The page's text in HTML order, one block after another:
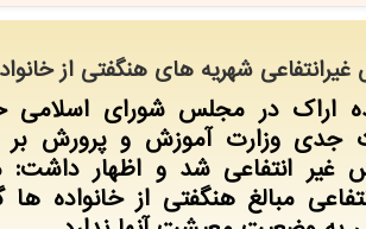
شهریه های هنگفتی از
اراک در مجلس شورای اسلامی
جدی وزارت آموزش و پرورش بر
غیر انتفاعی شد و اظهار داشت:
مبالغ هنگفتی از خانواده ها